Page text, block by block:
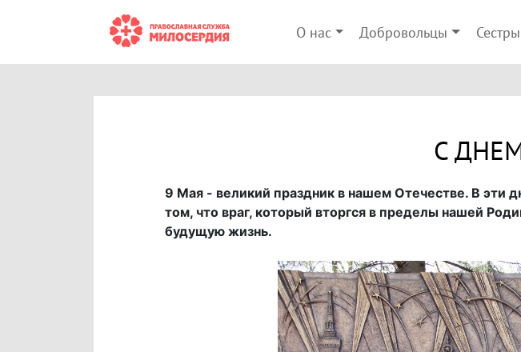
О нас Добровольцы
С
9 Мая - великий праздник в нашем Отечестве. В эти
том, что враг, который вторгся в пределы нашей
будущую жизнь.